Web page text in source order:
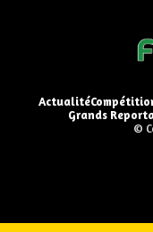
Actualité
Grands
©